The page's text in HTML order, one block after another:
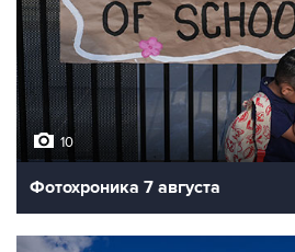
10
Фотохроника 7 августа